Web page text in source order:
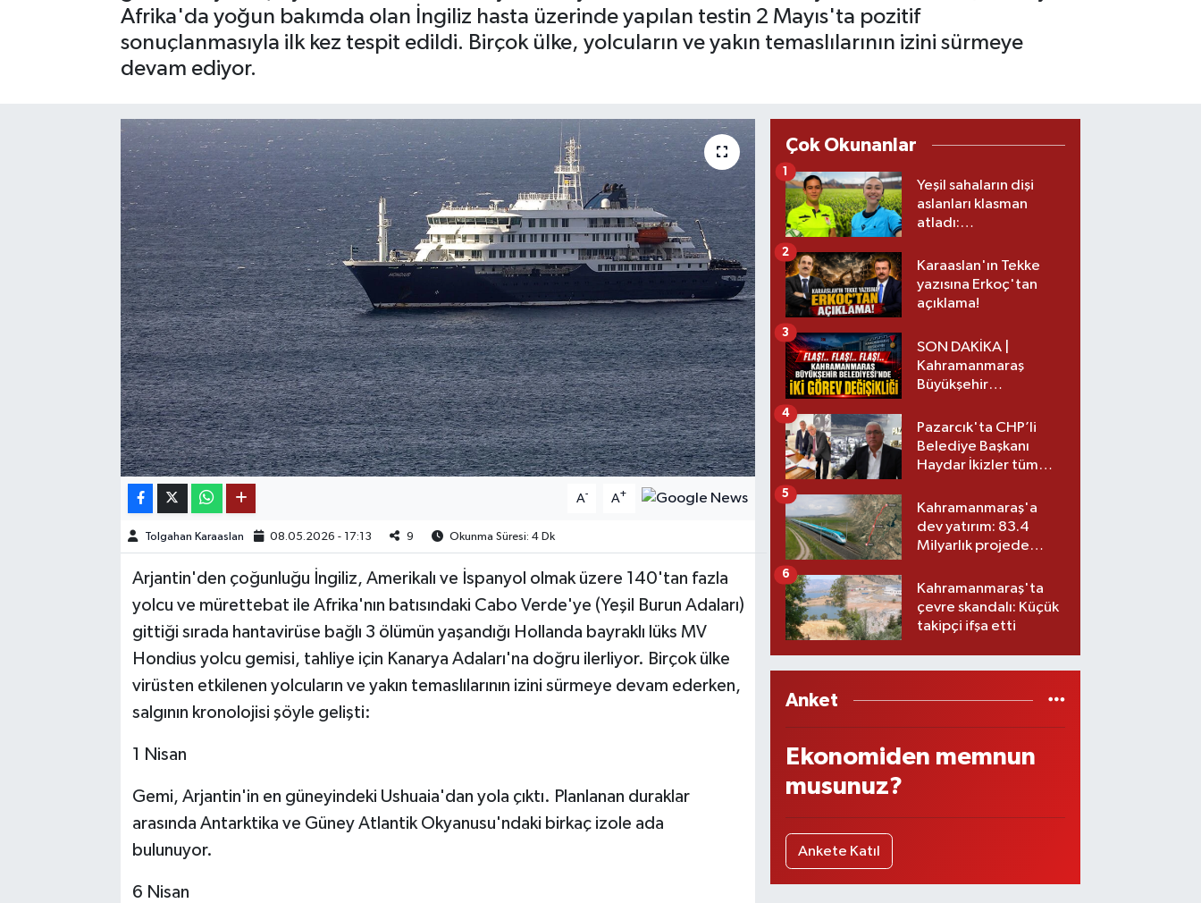
Afrika'da yoğun bakımda olan İngiliz hasta üzerinde yapılan testin 2 Mayıs'ta pozitif
sonuçlanmasıyla ilk kez tespit edildi. Birçok ülke, yolcuların ve yakın temaslılarının izini sürmeye
devam ediyor.
A- A+
Tolgahan Karaaslan 08.05.2026 - 17:13 9 Okunma Süresi: 4 Dk
Arjantin'den çoğunluğu İngiliz, Amerikalı ve İspanyol olmak üzere 140'tan fazla
yolcu ve mürettebat ile Afrika'nın batısındaki Cabo Verde'ye (Yeşil Burun Adaları)
gittiği sırada hantavirüse bağlı 3 ölümün yaşandığı Hollanda bayraklı lüks MV
Hondius yolcu gemisi, tahliye için Kanarya Adaları'na doğru ilerliyor. Birçok ülke
virüsten etkilenen yolcuların ve yakın temaslılarının izini sürmeye devam ederken,
salgının kronolojisi şöyle gelişti:
1 Nisan
Gemi, Arjantin'in en güneyindeki Ushuaia'dan yola çıktı. Planlanan duraklar
arasında Antarktika ve Güney Atlantik Okyanusu'ndaki birkaç izole ada
bulunuyor.
6 Nisan
Çok Okunanlar
Yeşil sahaların dişi
aslanları klasman
atladı:
üst lige iki transfer!
1
Karaaslan'ın Tekke
yazısına Erkoç'tan
açıklama!
2
SON DAKİKA |
Kahramanmaraş
Büyükşehir
görev değişikliği!
3
Pazarcık'ta CHP’li
Belediye Başkanı
Haydar İkizler tüm
yeni partisi
4
Kahramanmaraş'a
dev yatırım: 83.4
Milyarlık projede
5
Kahramanmaraş'ta
çevre skandalı: Küçük
takipçi ifşa etti
6
Anket
Ekonomiden memnun
musunuz?
Ankete Katıl
OTOMOTİV
TEKNOLOJİ
KÜLTÜR SANAT